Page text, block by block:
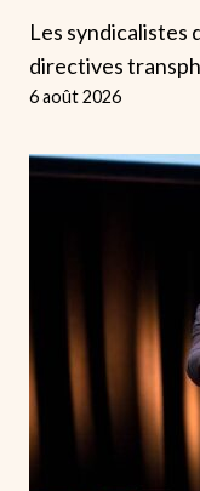
Les syndicalistes
directives
6 août 2026